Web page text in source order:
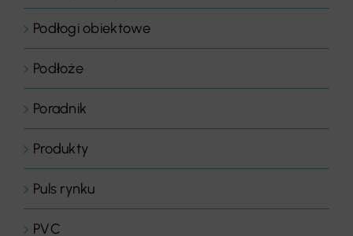
Podłogi obiektowe
Podłoże
Poradnik
Produkty
Puls rynku
PVC